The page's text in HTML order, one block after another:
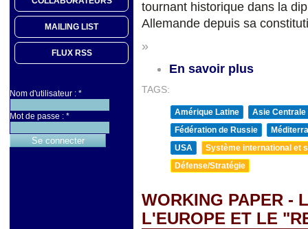
MAILING LIST
FLUX RSS
Nom d'utilisateur : *
Mot de passe : *
tournant historique dans la
Allemande depuis sa
»
En savoir plus
TAGS:
Amérique Latine
Asie Centrale
Fédération de Russie
USA
Système international et
Défense/Stratégie
WORKING PAPER -
L'EUROPE ET LE